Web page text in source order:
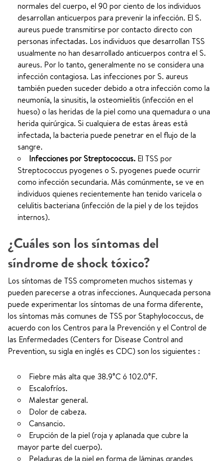
normales del cuerpo, el 90 por ciento de los individuos
desarrollan anticuerpos para prevenir la infección. El S.
aureus puede transmitirse por contacto directo con
personas infectadas. Los individuos que desarrollan TSS
usualmente no han desarrollado anticuerpos contra el S.
aureus. Por lo tanto, generalmente no se considera una
infección contagiosa. Las infecciones por S. aureus
también pueden suceder debido a otra infección como la
neumonía, la sinusitis, la osteomielitis (infección en el
hueso) o las heridas de la piel como una quemadura o una
herida quirúrgica. Si cualquiera de estas áreas está
infectada, la bacteria puede penetrar en el flujo de la
sangre.
Infecciones por Streptococcus. El TSS por
Streptococcus pyogenes o S. pyogenes puede ocurrir
como infección secundaria. Más comúnmente, se ve en
individuos quienes recientemente han tenido varicela o
celulitis bacteriana (infección de la piel y de los tejidos
internos).
¿Cuáles son los síntomas del
síndrome de shock tóxico?
Los síntomas de TSS comprometen muchos sistemas y
pueden parecerse a otras infecciones. Aunquecada persona
puede experimentar los síntomas de una forma diferente,
los síntomas más comunes de TSS por Staphylococcus, de
acuerdo con los Centros para la Prevención y el Control de
las Enfermedades (Centers for Disease Control and
Prevention, su sigla en inglés es CDC) son los siguientes :
Fiebre más alta que 38.9°C ó 102.0°F.
Escalofríos.
Malestar general.
Dolor de cabeza.
Cansancio.
Erupción de la piel (roja y aplanada que cubre la
mayor parte del cuerpo).
Peladuras de la piel en forma de láminas grandes